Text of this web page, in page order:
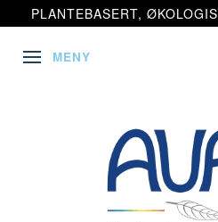
PLANTEBASERT,
VEKSLE NAVIGASJON
MENY